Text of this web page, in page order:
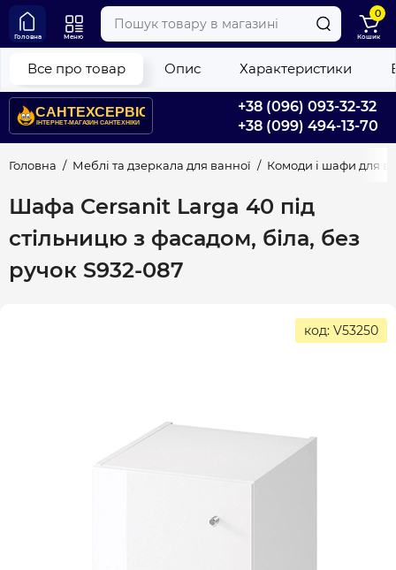
+38 (096) 093-32-32
+38 (099) 494-13-70
Головна Меню
0
Кошик
Головна Меблі та дзеркала для ванної Комоди і шафи для
Шафа Cersanit Larga 40 під
стільницю з фасадом, біла, без
ручок S932-087
Все про товар Опис Характеристики
код: V53250